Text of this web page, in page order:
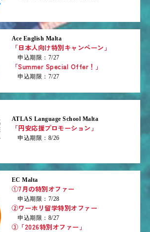
Ace English Malta
「日本人向け特別キャンペーン」
申込期限：7/27
「Summer Special Offer！」
申込期限：7/27
ATLAS Language School Malta
「円安応援プロモーション」
申込期限：8/26
EC Malta
①7月の特別オファー
申込期限：7/28
②ワーホリ留学特別オファー
申込期限：8/27
③「2026特別オファー」